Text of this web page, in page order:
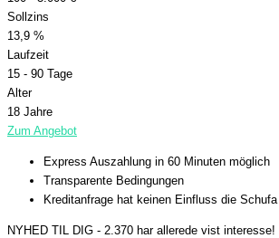
Sollzins
13,9 %
Laufzeit
15 - 90 Tage
Alter
18 Jahre
Zum Angebot
Express Auszahlung in 60 Minuten möglich
Transparente Bedingungen
Kreditanfrage hat keinen Einfluss die Schufa
NYHED TIL DIG - 2.370 har allerede vist interesse!